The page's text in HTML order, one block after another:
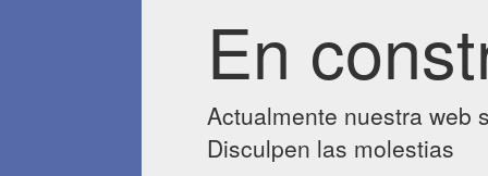
En
Actualmente nuestra web
Disculpen las molestias